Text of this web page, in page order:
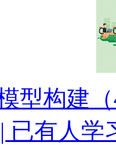
型构建
已有人学